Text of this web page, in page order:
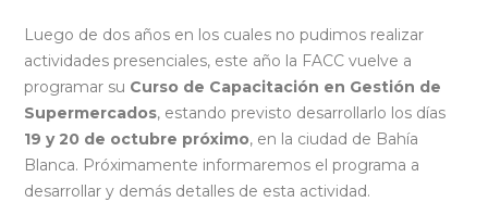
Luego de dos años en los cuales no pudimos realizar
actividades presenciales, este año la FACC vuelve a
programar su Curso de Capacitación en Gestión de
Supermercados, estando previsto desarrollarlo los días
19 y 20 de octubre próximo, en la ciudad de Bahía
Blanca. Próximamente informaremos el programa a
desarrollar y demás detalles de esta actividad.